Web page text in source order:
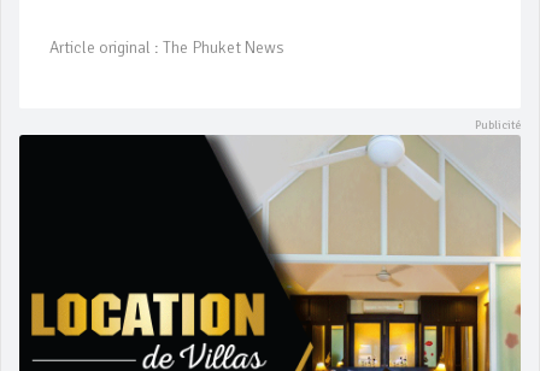
Article original : The Phuket News